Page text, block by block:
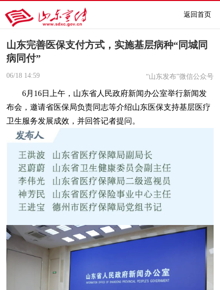
返回首页
山东完善医保支付方式，实施基层病种“同城同
病同付”
06/18 14:59 “山东发布”微信公众号
6月16日上午，山东省人民政府新闻办公室举行新闻发
布会，邀请省医保局负责同志等介绍山东医保支持基层医疗
卫生服务发展成效，并回答记者提问。